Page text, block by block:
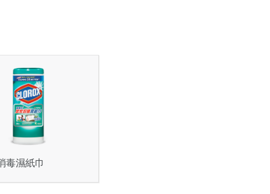
毒濕紙巾